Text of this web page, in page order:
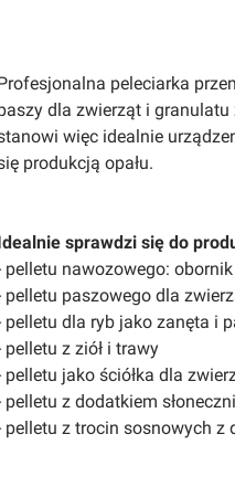
peleciarka
dla zwierząt i
więc idealnie
produkcją opału.
sprawdzi się do
pelletu nawozowego:
pelletu paszowego dla
pelletu dla ryb jako zanęta i
pelletu z ziół i trawy
pelletu jako ściółka dla
pelletu z dodatkiem
pelletu z trocin sosnowych z